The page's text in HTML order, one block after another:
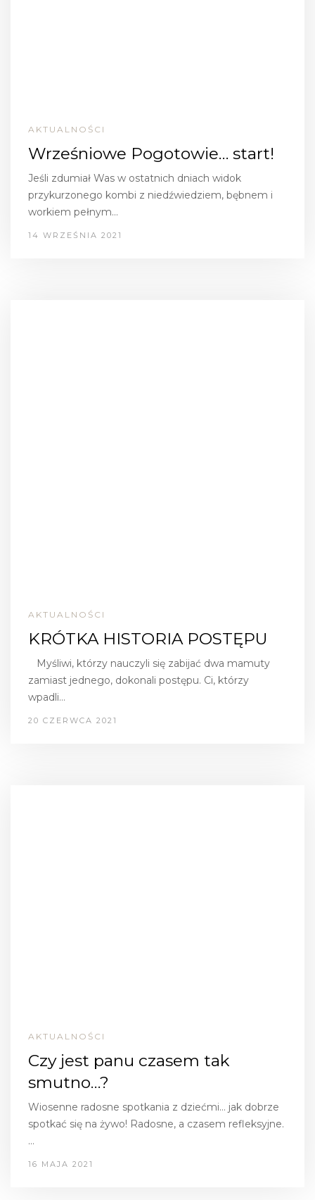
AKTUALNOŚCI
Wrześniowe Pogotowie… start!
Jeśli zdumiał Was w ostatnich dniach widok
przykurzonego kombi z niedźwiedziem, bębnem i
workiem pełnym…
14 WRZEŚNIA 2021
AKTUALNOŚCI
KRÓTKA HISTORIA POSTĘPU
Myśliwi, którzy nauczyli się zabijać dwa mamuty
zamiast jednego, dokonali postępu. Ci, którzy
wpadli…
20 CZERWCA 2021
AKTUALNOŚCI
Czy jest panu czasem tak
smutno…?
Wiosenne radosne spotkania z dziećmi… jak dobrze
spotkać się na żywo! Radosne, a czasem refleksyjne.
…
16 MAJA 2021